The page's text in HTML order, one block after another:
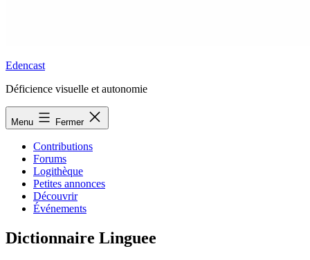
Edencast
Déficience visuelle et autonomie
Menu Fermer
Contributions
Forums
Logithèque
Petites annonces
Découvrir
Événements
Dictionnaire Linguee